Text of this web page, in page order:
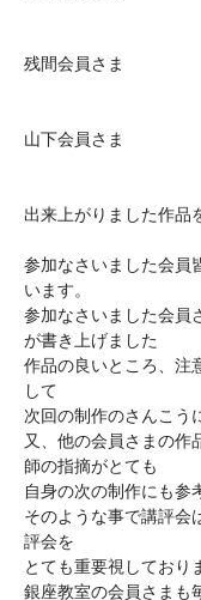
残間会員さま
山下会員さま
出来上がりました作品
参加なさいました会員
います。
参加なさいました会員
が書き上げました
作品の良いところ、注
して
次回の制作のさんこう
又、他の会員さまの作
師の指摘がとても
自身の次の制作にも参
そのような事で講評会
評会を
とても重要視しており
銀座教室の会員さまも